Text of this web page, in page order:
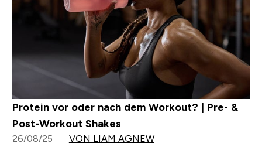
Protein vor oder nach dem Workout? | Pre- &
Post-Workout Shakes
26/08/25 VON LIAM AGNEW